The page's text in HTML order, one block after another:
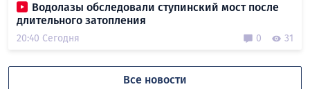
Водолазы обследовали ступинский мост после
длительного затопления
20:40 Сегодня 0 31
Все новости